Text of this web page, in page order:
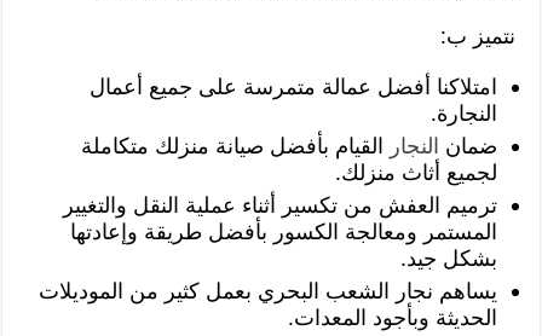
نتميز ب:
امتلاكنا أفضل عمالة متمرسة على جميع أعمال
النجارة.
ضمان النجار القيام بأفضل صيانة منزلك متكاملة
لجميع أثاث منزلك.
ترميم العفش من تكسير أثناء عملية النقل والتغيير
المستمر ومعالجة الكسور بأفضل طريقة وإعادتها
بشكل جيد.
يساهم نجار الشعب البحري بعمل كثير من الموديلات
الحديثة وبأجود المعدات.